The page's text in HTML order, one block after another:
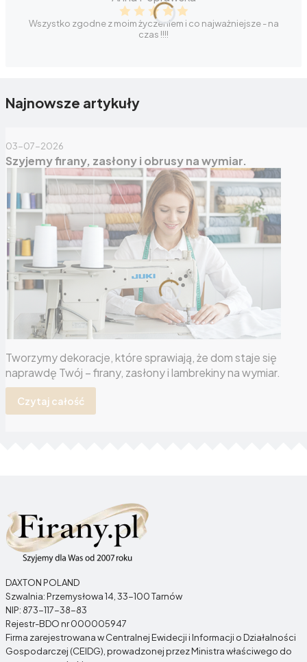
Wszystko zgodne z moim życzeniem i co najważniejsze - na
czas !!!!
Najnowsze artykuły
03-07-2026
Szyjemy firany, zasłony i obrusy na wymiar.
Tworzymy dekoracje, które sprawiają, że dom staje się
naprawdę Twój – firany, zasłony i lambrekiny na wymiar.
Czytaj całość
DAXTON POLAND
Szwalnia: Przemysłowa 14, 33-100 Tarnów
NIP: 873-117-38-83
Rejestr-BDO nr 000005947
Firma zarejestrowana w Centralnej Ewidecji i Informacji o Działalności
Gospodarczej (CEIDG), prowadzonej przez Ministra właściwego do